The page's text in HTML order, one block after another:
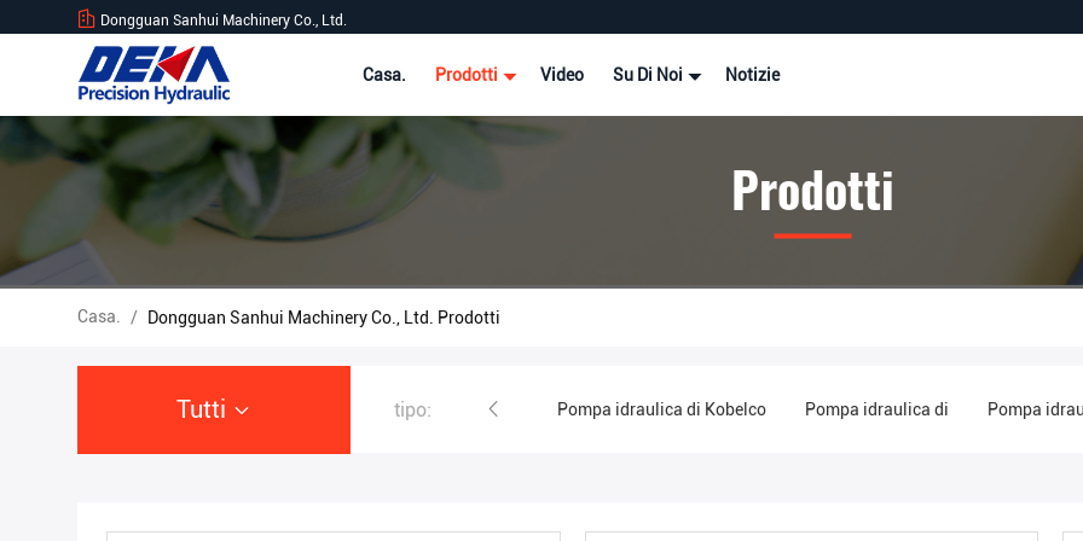
Dongguan Sanhui Machinery Co., Ltd.
Casa. Prodotti Video Su Di Noi Notizie
Prodotti
Casa. / Dongguan Sanhui Machinery Co., Ltd. Prodotti
Tutti tipo:
Escavatore Hydraulic Pump Pompa idraulica di Kobelco Pompa idraulica di Pompa